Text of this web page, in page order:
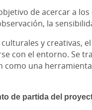
de acercar a
la
y creativas,
con el entorno. Se
como una
de partida del